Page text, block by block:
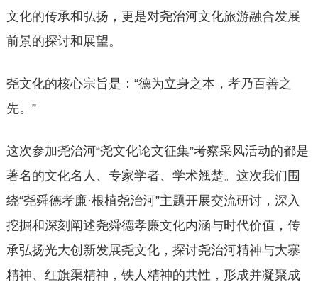
文化的传承和弘扬，更是对尧治河文化旅游融合发展
前景的探讨和展望。
尧文化的核心宗旨是：“德为立身之本，孝乃百善之
先。”
这次参加尧治河“尧文化论文征集”考察采风活动的都是
著名的文化名人、专家学者、学术翘楚。这次我们围
绕“尧舜德孝廉·根植尧治河”主题开展交流研讨，深入
挖掘和深刻阐述尧舜德孝廉文化内涵与时代价值，传
承弘扬光大创新发展尧文化，探讨尧治河精神与大寨
精神、红旗渠精神，铁人精神的共性，形成并凝聚成